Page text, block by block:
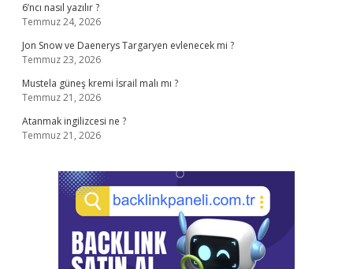
6’ncı nasıl yazılır ?
Temmuz 24, 2026
Jon Snow ve Daenerys Targaryen evlenecek mi ?
Temmuz 23, 2026
Mustela güneş kremi İsrail malı mı ?
Temmuz 21, 2026
Atanmak ingilizcesi ne ?
Temmuz 21, 2026